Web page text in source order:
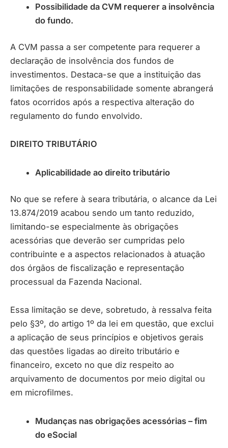
Possibilidade da CVM requerer a insolvência
do fundo.
A CVM passa a ser competente para requerer a
declaração de insolvência dos fundos de
investimentos. Destaca-se que a instituição das
limitações de responsabilidade somente abrangerá
fatos ocorridos após a respectiva alteração do
regulamento do fundo envolvido.
DIREITO TRIBUTÁRIO
Aplicabilidade ao direito tributário
No que se refere à seara tributária, o alcance da Lei
13.874/2019 acabou sendo um tanto reduzido,
limitando-se especialmente às obrigações
acessórias que deverão ser cumpridas pelo
contribuinte e a aspectos relacionados à atuação
dos órgãos de fiscalização e representação
processual da Fazenda Nacional.
Essa limitação se deve, sobretudo, à ressalva feita
pelo §3º, do artigo 1º da lei em questão, que exclui
a aplicação de seus princípios e objetivos gerais
das questões ligadas ao direito tributário e
financeiro, exceto no que diz respeito ao
arquivamento de documentos por meio digital ou
em microfilmes.
Mudanças nas obrigações acessórias – fim
do eSocial